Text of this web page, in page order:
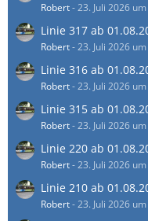
Robert-23. Juli 2026
Linie 317 ab
Robert-23. Juli 2026
Linie 316 ab
Robert-23. Juli 2026
Linie 315 ab
Robert-23. Juli 2026
Linie 220 ab
Robert-23. Juli 2026
Linie 210 ab
Robert-23. Juli 2026